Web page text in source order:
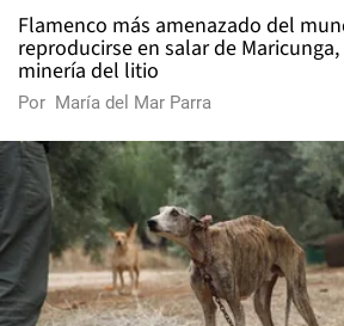
Flamenco más amenazado del
reproducirse en salar de
minería del litio
Por María del Mar Parra